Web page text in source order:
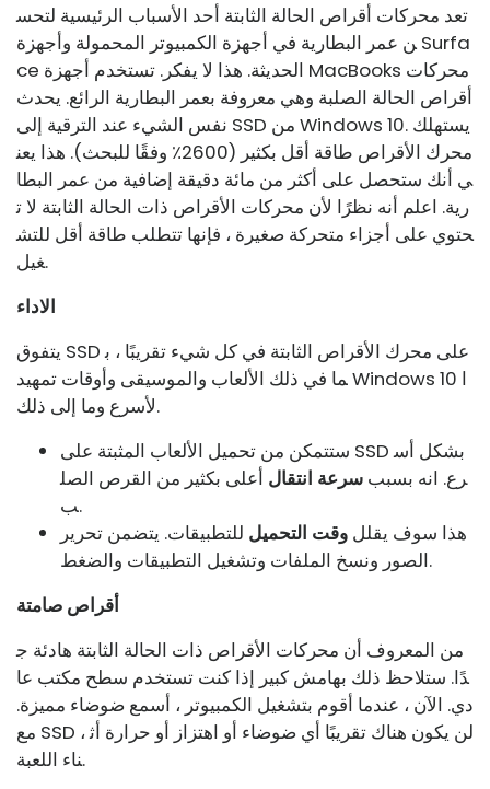
تعد محركات أقراص الحالة الثابتة أحد الأسباب الرئيسية لتحس
ن عمر البطارية في أجهزة الكمبيوتر المحمولة وأجهزة Surfa
ce الحديثة. هذا لا يفكر. تستخدم أجهزة MacBooks محركات
أقراص الحالة الصلبة وهي معروفة بعمر البطارية الرائع. يحدث
نفس الشيء عند الترقية إلى SSD من Windows 10. يستهلك
محرك الأقراص طاقة أقل بكثير (2600٪ وفقًا للبحث). هذا يعن
ي أنك ستحصل على أكثر من مائة دقيقة إضافية من عمر البطا
رية. اعلم أنه نظرًا لأن محركات الأقراص ذات الحالة الثابتة لا ت
حتوي على أجزاء متحركة صغيرة ، فإنها تتطلب طاقة أقل للتش
غيل.
الاداء
يتفوق SSD على محرك الأقراص الثابتة في كل شيء تقريبًا ، ب
ما في ذلك الألعاب والموسيقى وأوقات تمهيد Windows 10 ا
لأسرع وما إلى ذلك.
ستتمكن من تحميل الألعاب المثبتة على SSD بشكل أس
رع. انه بسبب سرعة انتقال أعلى بكثير من القرص الصل
ب.
هذا سوف يقلل وقت التحميل للتطبيقات. يتضمن تحرير
الصور ونسخ الملفات وتشغيل التطبيقات والضغط.
أقراص صامتة
من المعروف أن محركات الأقراص ذات الحالة الثابتة هادئة ج
دًا. ستلاحظ ذلك بهامش كبير إذا كنت تستخدم سطح مكتب عا
دي. الآن ، عندما أقوم بتشغيل الكمبيوتر ، أسمع ضوضاء مميزة.
مع SSD ، لن يكون هناك تقريبًا أي ضوضاء أو اهتزاز أو حرارة أث
ناء اللعبة.